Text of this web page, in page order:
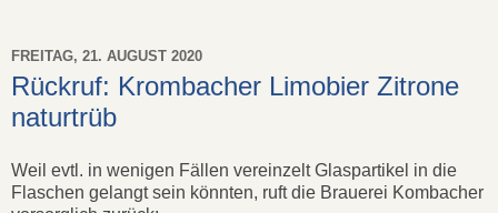
FREITAG, 21. AUGUST 2020
Rückruf: Krombacher Limobier Zitrone
naturtrüb
Weil evtl. in wenigen Fällen vereinzelt Glaspartikel in die
Flaschen gelangt sein könnten, ruft die Brauerei Kombacher